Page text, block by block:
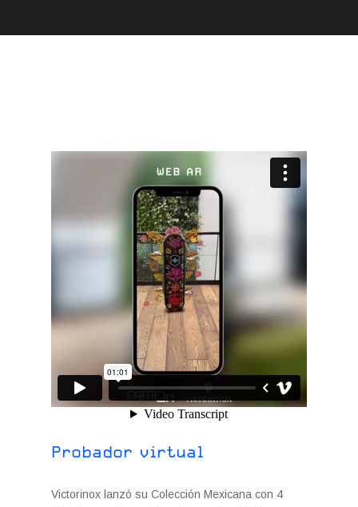
Probador virtual
Victorinox lanzó su Colección Mexicana con 4